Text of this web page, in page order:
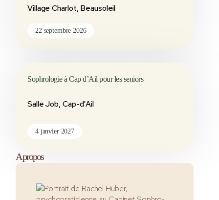
Village Charlot, Beausoleil
22 septembre 2026
Sophrologie à Cap d’Ail pour les seniors
Salle Job, Cap-d'Ail
4 janvier 2027
A propos